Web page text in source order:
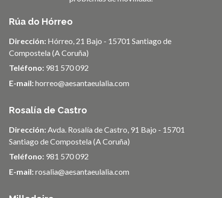
Rúa do Hórreo
Dirección: Hórreo, 21 Bajo - 15701 Santiago de
Compostela (A Coruña)
Teléfono: 981 570 092
E-mail:horreo@aesantaeulalia.com
Rosalía de Castro
Dirección:Avda. Rosalía de Castro, 91 Bajo - 15701
Santiago de Compostela (A Coruña)
Teléfono: 981 570 092
E-mail:rosalia@aesantaeulalia.com